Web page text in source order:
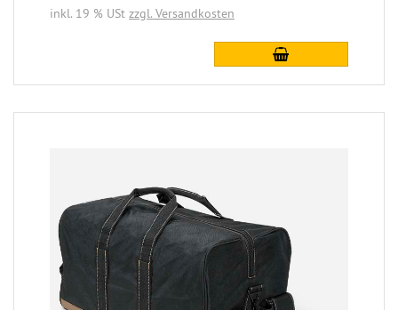
inkl. 19 % USt zzgl. Versandkosten